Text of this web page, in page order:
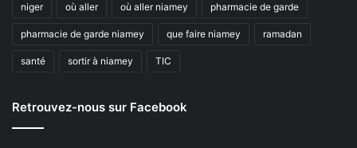
niger où aller où aller niamey pharmacie de garde
pharmacie de garde niamey que faire niamey ramadan
santé sortir à niamey TIC
Retrouvez-nous sur Facebook